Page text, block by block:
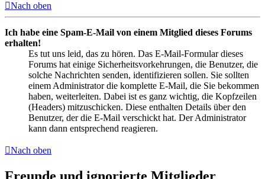
Nach oben
Ich habe eine Spam-E-Mail von einem Mitglied dieses Forums
erhalten!
Es tut uns leid, das zu hören. Das E-Mail-Formular dieses
Forums hat einige Sicherheitsvorkehrungen, die Benutzer, die
solche Nachrichten senden, identifizieren sollen. Sie sollten
einem Administrator die komplette E-Mail, die Sie bekommen
haben, weiterleiten. Dabei ist es ganz wichtig, die Kopfzeilen
(Headers) mitzuschicken. Diese enthalten Details über den
Benutzer, der die E-Mail verschickt hat. Der Administrator
kann dann entsprechend reagieren.
Nach oben